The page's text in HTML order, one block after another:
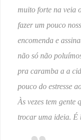
muito forte na veia
fazer um pouco
encomenda e
não só não
pra caramba a a
pouco do estresse
Às vezes tem gente
trocar uma ideia. É